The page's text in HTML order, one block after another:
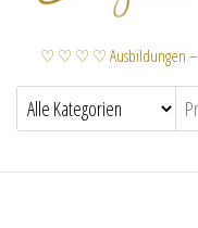
♡ ♡ ♡ ♡ Ausbildungen –